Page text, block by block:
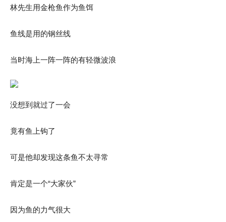
林先生用金枪鱼作为鱼饵
鱼线是用的钢丝线
当时海上一阵一阵的有轻微波浪
没想到就过了一会
竟有鱼上钩了
可是他却发现这条鱼不太寻常
肯定是一个“大家伙”
因为鱼的力气很大